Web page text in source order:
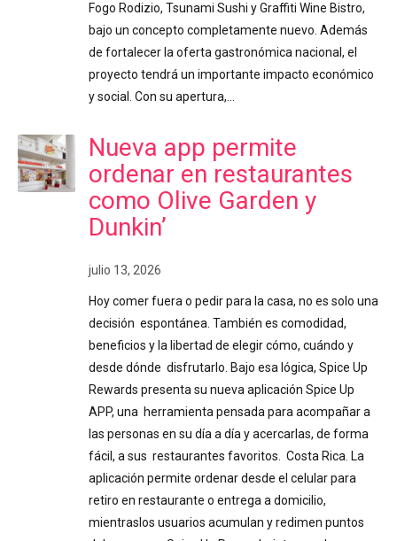
Fogo Rodizio, Tsunami Sushi y Graffiti Wine Bistro,
bajo un concepto completamente nuevo. Además
de fortalecer la oferta gastronómica nacional, el
proyecto tendrá un importante impacto económico
y social. Con su apertura,…
Nueva app permite
ordenar en restaurantes
como Olive Garden y
Dunkin’
julio 13, 2026
Hoy comer fuera o pedir para la casa, no es solo una
decisión espontánea. También es comodidad,
beneficios y la libertad de elegir cómo, cuándo y
desde dónde disfrutarlo. Bajo esa lógica, Spice Up
Rewards presenta su nueva aplicación Spice Up
APP, una herramienta pensada para acompañar a
las personas en su día a día y acercarlas, de forma
fácil, a sus restaurantes favoritos. Costa Rica. La
aplicación permite ordenar desde el celular para
retiro en restaurante o entrega a domicilio,
mientraslos usuarios acumulan y redimen puntos